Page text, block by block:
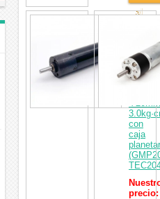
al
DC
sin
Φ20mm
con
caja
precio: